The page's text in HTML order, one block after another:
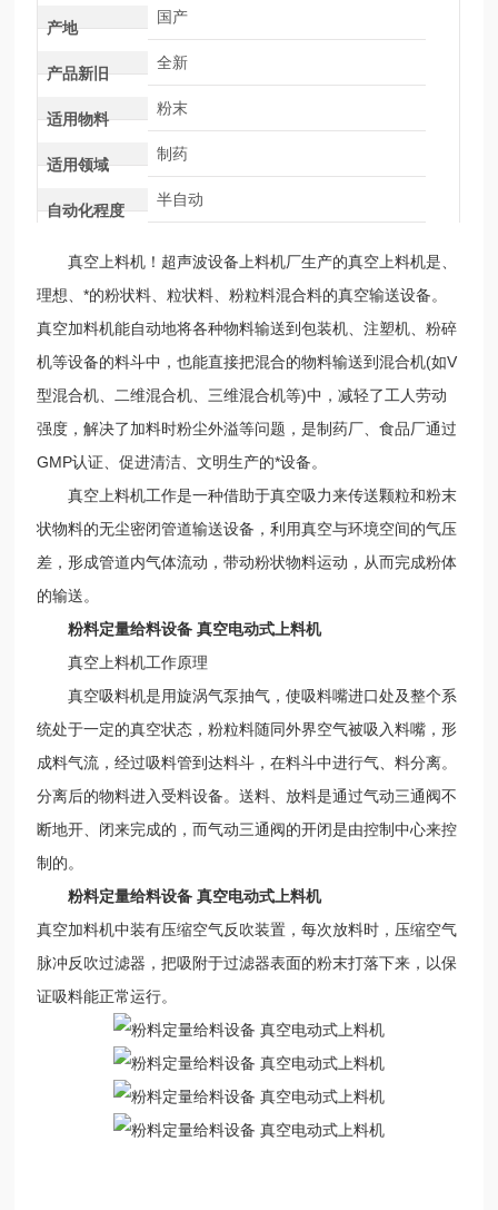
产地
国产
产品新旧
全新
适用物料
粉末
适用领域
制药
自动化程度
半自动
真空上料机！超声波设备上料机厂生产的真空上料机是、
理想、*的粉状料、粒状料、粉粒料混合料的真空输送设备。
真空加料机能自动地将各种物料输送到包装机、注塑机、粉碎
机等设备的料斗中，也能直接把混合的物料输送到混合机(如V
型混合机、二维混合机、三维混合机等)中，减轻了工人劳动
强度，解决了加料时粉尘外溢等问题，是制药厂、食品厂通过
GMP认证、促进清洁、文明生产的*设备。
真空上料机工作是一种借助于真空吸力来传送颗粒和粉末
状物料的无尘密闭管道输送设备，利用真空与环境空间的气压
差，形成管道内气体流动，带动粉状物料运动，从而完成粉体
的输送。
粉料定量给料设备 真空电动式上料机
真空上料机工作原理
真空吸料机是用旋涡气泵抽气，使吸料嘴进口处及整个系
统处于一定的真空状态，粉粒料随同外界空气被吸入料嘴，形
成料气流，经过吸料管到达料斗，在料斗中进行气、料分离。
分离后的物料进入受料设备。送料、放料是通过气动三通阀不
断地开、闭来完成的，而气动三通阀的开闭是由控制中心来控
制的。
粉料定量给料设备 真空电动式上料机
真空加料机中装有压缩空气反吹装置，每次放料时，压缩空气
脉冲反吹过滤器，把吸附于过滤器表面的粉末打落下来，以保
证吸料能正常运行。